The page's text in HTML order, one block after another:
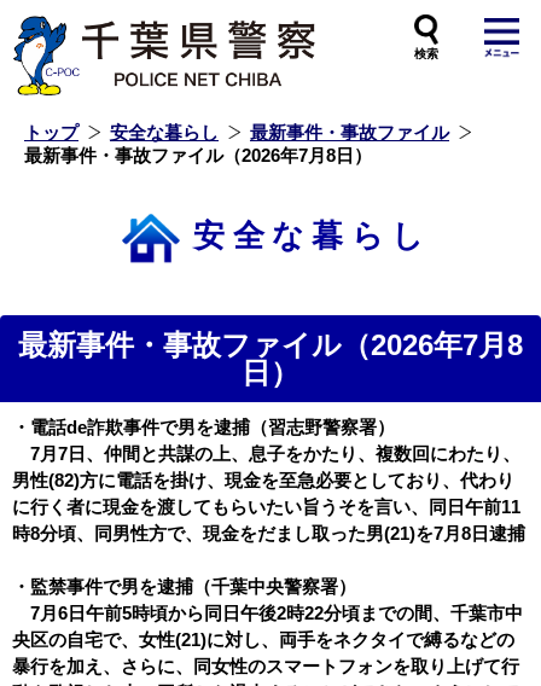
トップ 安全な暮らし
最新事件・事故ファイル
最新事件・事故ファイル（2026年7月8日）
安全な暮らし
最新事件・事故ファイル（2026年7月8
日）
・電話de詐欺事件で男を逮捕（習志野警察署）
7月7日、仲間と共謀の上、息子をかたり、複数回にわたり、
男性(82)方に電話を掛け、現金を至急必要としており、代わり
に行く者に現金を渡してもらいたい旨うそを言い、同日午前11
時8分頃、同男性方で、現金をだまし取った男(21)を7月8日逮捕
・監禁事件で男を逮捕（千葉中央警察署）
7月6日午前5時頃から同日午後2時22分頃までの間、千葉市中
央区の自宅で、女性(21)に対し、両手をネクタイで縛るなどの
暴行を加え、さらに、同女性のスマートフォンを取り上げて行